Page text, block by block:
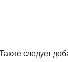
следует